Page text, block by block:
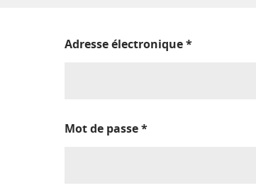
Adresse électronique*
Mot de passe*